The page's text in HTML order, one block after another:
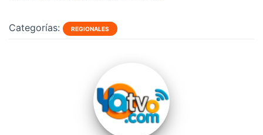
Categorías: REGIONALES